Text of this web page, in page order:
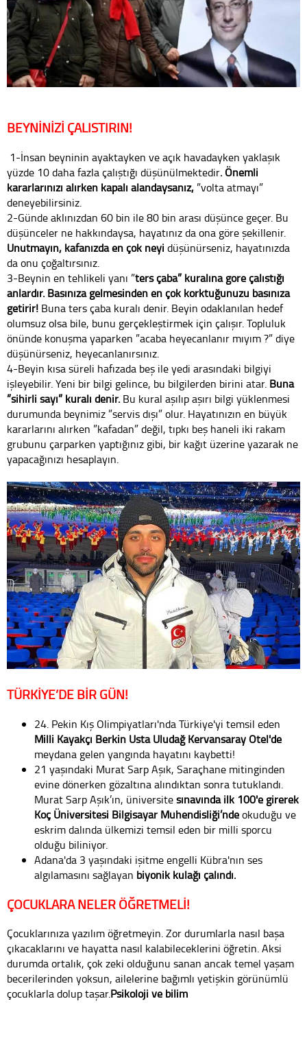
BEYNİNİZİ ÇALIŞTIRIN!
1-İnsan beyninin ayaktayken ve açık havadayken yaklaşık
yüzde 10 daha fazla çalıştığı düşünülmektedir. Önemli
kararlarınızı alırken kapalı alandaysanız, ”volta atmayı”
deneyebilirsiniz.
2-Günde aklınızdan 60 bin ile 80 bin arası düşünce geçer. Bu
düşünceler ne hakkındaysa, hayatınız da ona göre şekillenir.
Unutmayın, kafanızda en çok neyi düşünürseniz, hayatınızda
da onu çoğaltırsınız.
3-Beynin en tehlikeli yanı ”ters çaba” kuralına göre çalıştığı
anlardır. Başınıza gelmesinden en çok korktuğunuzu başınıza
getirir! Buna ters çaba kuralı denir. Beyin odaklanılan hedef
olumsuz olsa bile, bunu gerçekleştirmek için çalışır. Topluluk
önünde konuşma yaparken ”acaba heyecanlanır mıyım ?” diye
düşünürseniz, heyecanlanırsınız.
4-Beyin kısa süreli hafızada beş ile yedi arasındaki bilgiyi
işleyebilir. Yeni bir bilgi gelince, bu bilgilerden birini atar. Buna
”sihirli sayı” kuralı denir. Bu kural aşılıp aşırı bilgi yüklenmesi
durumunda beynimiz ”servis dışı” olur. Hayatınızın en büyük
kararlarını alırken ”kafadan” değil, tıpkı beş haneli iki rakam
grubunu çarparken yaptığınız gibi, bir kağıt üzerine yazarak ne
yapacağınızı hesaplayın.
TÜRKİYE’DE BİR GÜN!
24. Pekin Kış Olimpiyatları'nda Türkiye'yi temsil eden
Milli Kayakçı Berkin Usta Uludağ Kervansaray Otel'de
meydana gelen yangında hayatını kaybetti!
21 yaşındaki Murat Sarp Aşık, Saraçhane mitinginden
evine dönerken gözaltına alındıktan sonra tutuklandı.
Murat Sarp Aşık’ın, üniversitesınavında ilk 100'e girerek
Koç Üniversitesi Bilgisayar Mühendisliği’ndeokuduğu ve
eskrim dalında ülkemizi temsil eden bir milli sporcu
olduğu biliniyor.
Adana'da 3 yaşındaki işitme engelli Kübra'nın ses
algılamasını sağlayan biyonik kulağı çalındı.
ÇOCUKLARA NELER ÖĞRETMELİ!
Çocuklarınıza yazılım öğretmeyin. Zor durumlarla nasıl başa
çıkacaklarını ve hayatta nasıl kalabileceklerini öğretin. Aksi
durumda ortalık, çok zeki olduğunu sanan ancak temel yaşam
becerilerinden yoksun, ailelerine bağımlı yetişkin görünümlü
çocuklarla dolup taşar.Psikoloji ve bilim